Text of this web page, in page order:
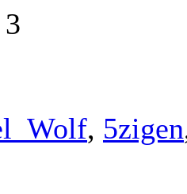
, 5zigen